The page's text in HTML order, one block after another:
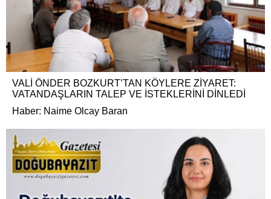
VALİ ÖNDER BOZKURT’TAN KÖYLERE ZİYARET:
VATANDAŞLARIN TALEP VE İSTEKLERİNİ DİNLEDİ
Haber: Naime Olcay Baran